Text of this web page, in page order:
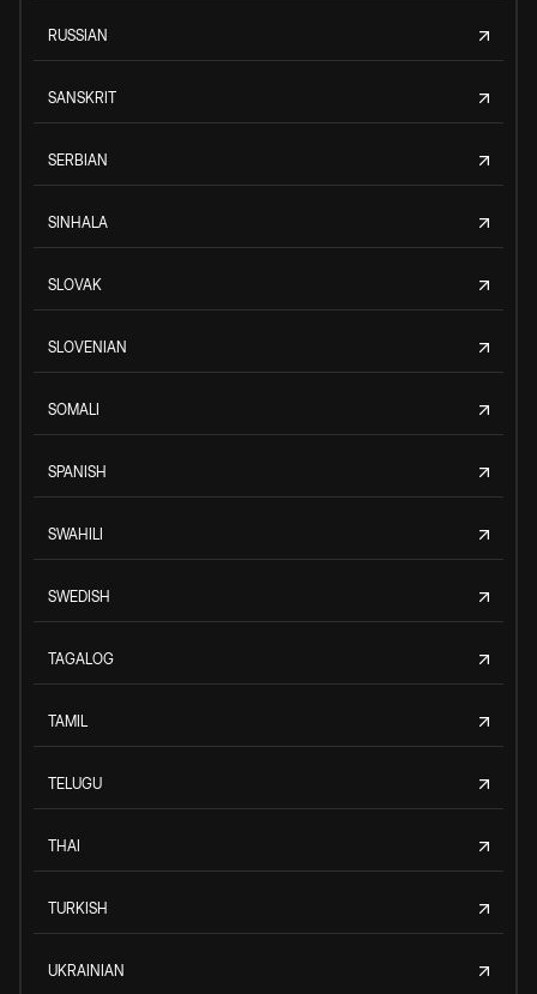
RUSSIAN
SANSKRIT
SERBIAN
SINHALA
SLOVAK
SLOVENIAN
SOMALI
SPANISH
SWAHILI
SWEDISH
TAGALOG
TAMIL
TELUGU
THAI
TURKISH
UKRAINIAN